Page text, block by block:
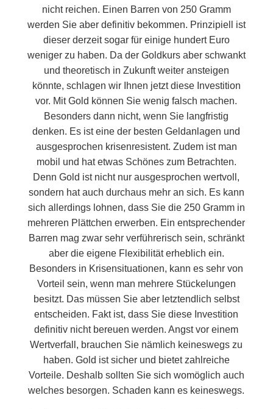
nicht reichen. Einen Barren von 250 Gramm
werden Sie aber definitiv bekommen. Prinzipiell ist
dieser derzeit sogar für einige hundert Euro
weniger zu haben. Da der Goldkurs aber schwankt
und theoretisch in Zukunft weiter ansteigen
könnte, schlagen wir Ihnen jetzt diese Investition
vor. Mit Gold können Sie wenig falsch machen.
Besonders dann nicht, wenn Sie langfristig
denken. Es ist eine der besten Geldanlagen und
ausgesprochen krisenresistent. Zudem ist man
mobil und hat etwas Schönes zum Betrachten.
Denn Gold ist nicht nur ausgesprochen wertvoll,
sondern hat auch durchaus mehr an sich. Es kann
sich allerdings lohnen, dass Sie die 250 Gramm in
mehreren Plättchen erwerben. Ein entsprechender
Barren mag zwar sehr verführerisch sein, schränkt
aber die eigene Flexibilität erheblich ein.
Besonders in Krisensituationen, kann es sehr von
Vorteil sein, wenn man mehrere Stückelungen
besitzt. Das müssen Sie aber letztendlich selbst
entscheiden. Fakt ist, dass Sie diese Investition
definitiv nicht bereuen werden. Angst vor einem
Wertverfall, brauchen Sie nämlich keineswegs zu
haben. Gold ist sicher und bietet zahlreiche
Vorteile. Deshalb sollten Sie sich womöglich auch
welches besorgen. Schaden kann es keineswegs.